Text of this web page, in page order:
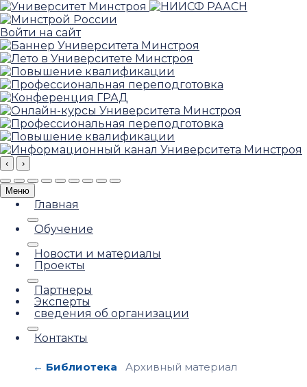
Войти на сайт
‹ ›
Меню
Главная
Обучение
Новости и материалы
Проекты
Партнеры
Эксперты
сведения об организации
Контакты
← Библиотека Архивный материал